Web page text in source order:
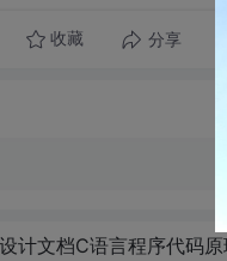
收藏 分享
计文档C语言程序代码